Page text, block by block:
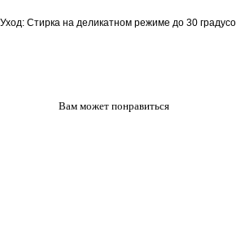
Уход: Стирка на деликатном режиме до 30
Вам может понравиться